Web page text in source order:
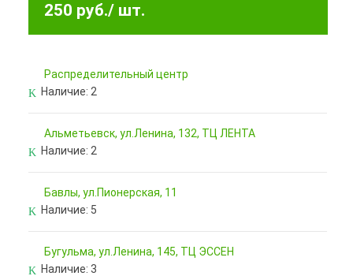
250 руб./ шт.
Pаспределительный центр
Наличие: 2
Альметьевск, ул.Ленина, 132, ТЦ ЛЕНТА
Наличие: 2
Бавлы, ул.Пионерская, 11
Наличие: 5
Бугульма, ул.Ленина, 145, ТЦ ЭССЕН
Наличие: 3